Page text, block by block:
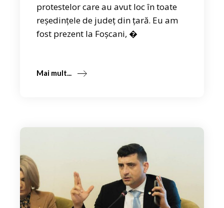
protestelor care au avut loc în toate
reședințele de județ din țară. Eu am
fost prezent la Foșcani, �
Mai mult...